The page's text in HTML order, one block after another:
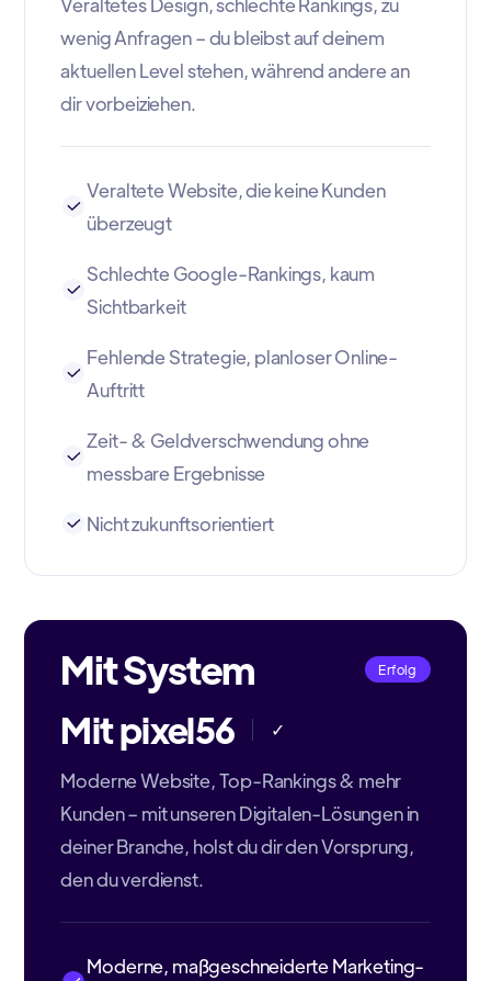
wenig Anfragen – du bleibst auf deinem
aktuellen Level stehen, während andere an
dir vorbeiziehen.
Veraltete Website, die keine Kunden
überzeugt
Schlechte Google-Rankings, kaum
Sichtbarkeit
Fehlende Strategie, planloser Online-
Auftritt
Zeit- & Geldverschwendung ohne
messbare Ergebnisse
Nicht zukunftsorientiert
Mit System Erfolg
Mit pixel56 ✓
Moderne Website, Top-Rankings & mehr
Kunden – mit unseren Digitalen-Lösungen in
deiner Branche, holst du dir den Vorsprung,
den du verdienst.
Moderne, maßgeschneiderte Marketing-